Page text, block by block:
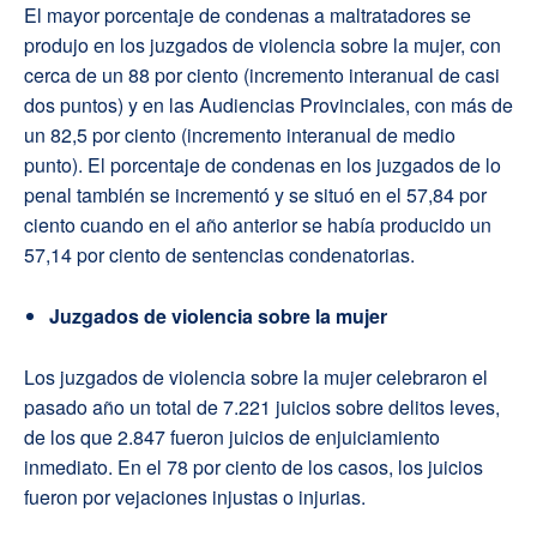
El mayor porcentaje de condenas a maltratadores se
produjo en los juzgados de violencia sobre la mujer, con
cerca de un 88 por ciento (incremento interanual de casi
dos puntos) y en las Audiencias Provinciales, con más de
un 82,5 por ciento (incremento interanual de medio
punto). El porcentaje de condenas en los juzgados de lo
penal también se incrementó y se situó en el 57,84 por
ciento cuando en el año anterior se había producido un
57,14 por ciento de sentencias condenatorias.
Juzgados de violencia sobre la mujer
Los juzgados de violencia sobre la mujer celebraron el
pasado año un total de 7.221 juicios sobre delitos leves,
de los que 2.847 fueron juicios de enjuiciamiento
inmediato. En el 78 por ciento de los casos, los juicios
fueron por vejaciones injustas o injurias.